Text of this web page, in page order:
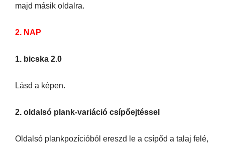
majd másik oldalra.
2. NAP
1. bicska 2.0
Lásd a képen.
2. oldalsó plank-variáció csípőejtéssel
Oldalsó plankpozícióból ereszd le a csípőd a talaj felé,